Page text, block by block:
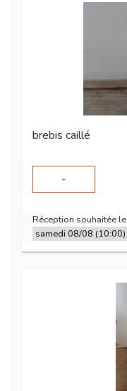
brebis caillé
-
Réception souhaitée le